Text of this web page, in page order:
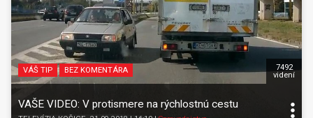
VÁŠ TIP BEZ KOMENTÁRA
VAŠE VIDEO: V protismere na rýchlostnú cestu
7492
videní